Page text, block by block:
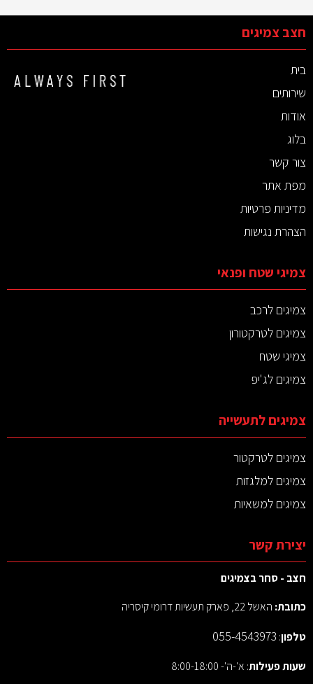
חצב צמיגים
בית
שירותים
אודות
בלוג
צור קשר
מפת אתר
מדיניות פרטיות
הצהרת נגישות
צמיגי שטח ופנאי
צמיגים לרכב
צמיגים לטרקטורון
צמיגי שטח
צמיגים לג'יפ
צמיגים לתעשייה
צמיגים לטרקטור
צמיגים למלגזות
צמיגים למשאיות
יצירת קשר
חצב - סחר בצמיגים
כתובת: האשל 22, פארק תעשיות דרומי קיסריה
טלפון:
055-4543973
שעות פעילות: א'-ה'- 8:00-18:00